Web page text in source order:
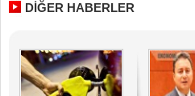
DİĞER HABERLER